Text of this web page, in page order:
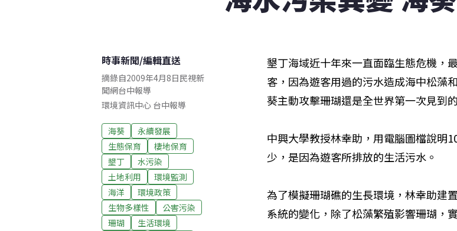
時事新聞/編輯直送
摘錄自2009年4月8日民視新
聞網台中報導
環境資訊中心 台中報導
海葵
永續發展
生態保育
棲地保育
墾丁
水污染
土地利用
環境監測
海洋
環境政策
生物多樣性
公害污染
珊瑚
生活環境
墾丁海域近十年來一直面臨生態危機，
客，因為遊客用過的污水造成海中松藻
葵主動攻擊珊瑚還是全世界第一次見到
中興大學教授林幸助，用電腦圖檔說明
少，是因為遊客所排放的生活污水。
為了模擬珊瑚礁的生長環境，林幸助建
系統的變化，除了松藻繁殖影響珊瑚，